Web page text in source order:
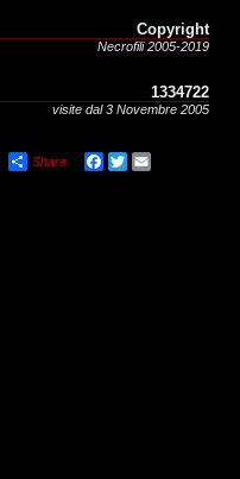
Copyright
Necrofili 2005-2019
1334722
visite dal 3 Novembre 2005
Share Facebook
Twitter